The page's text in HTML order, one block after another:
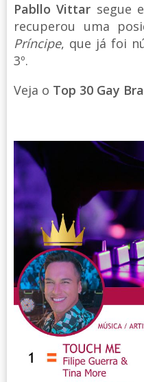
Pabllo Vittar segue
recuperou uma
Príncipe, que já foi
3º.
Veja o Top 30 Gay